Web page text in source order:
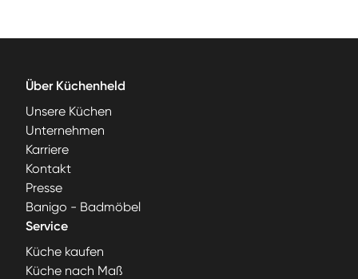
Über Küchenheld
Unsere Küchen
Unternehmen
Karriere
Kontakt
Presse
Banigo - Badmöbel
Service
Küche kaufen
Küche nach Maß